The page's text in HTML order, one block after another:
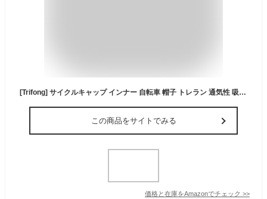
[Trifong] サイクルキャップ インナー 自転車 帽子 トレラン 通気性 吸汗 速乾 ヘルメット 汗止め スポーツ サイクリング 男女兼用
この商品をサイトでみる
価格と在庫をAmazonでチェック >>